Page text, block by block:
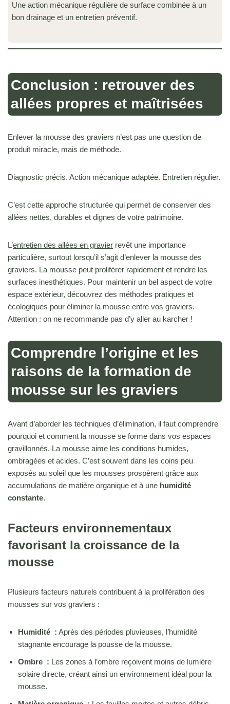
Une action mécanique régulière de surface combinée à un
bon drainage et un entretien préventif.
Conclusion : retrouver des
allées propres et maîtrisées
Enlever la mousse des graviers n’est pas une question de
produit miracle, mais de méthode.
Diagnostic précis. Action mécanique adaptée. Entretien régulier.
C’est cette approche structurée qui permet de conserver des
allées nettes, durables et dignes de votre patrimoine.
L’entretien des allées en gravier revêt une importance
particulière, surtout lorsqu’il s’agit d’enlever la mousse des
graviers. La mousse peut proliférer rapidement et rendre les
surfaces inesthétiques. Pour maintenir un bel aspect de votre
espace extérieur, découvrez des méthodes pratiques et
écologiques pour éliminer la mousse entre vos graviers.
Attention : on ne recommande pas d’y aller au karcher !
Comprendre l’origine et les
raisons de la formation de
mousse sur les graviers
Avant d’aborder les techniques d’élimination, il faut comprendre
pourquoi et comment la mousse se forme dans vos espaces
gravillonnés. La mousse aime les conditions humides,
ombragées et acides. C’est souvent dans les coins peu
exposés au soleil que les mousses prospèrent grâce aux
accumulations de matière organique et à une humidité
constante.
Facteurs environnementaux
favorisant la croissance de la
mousse
Plusieurs facteurs naturels contribuent à la prolifération des
mousses sur vos graviers :
Humidité : Après des périodes pluvieuses, l’humidité
stagnante encourage la pousse de la mousse.
Ombre : Les zones à l’ombre reçoivent moins de lumière
solaire directe, créant ainsi un environnement idéal pour la
mousse.